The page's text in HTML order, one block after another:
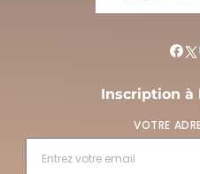
Inscription à
VOTRE